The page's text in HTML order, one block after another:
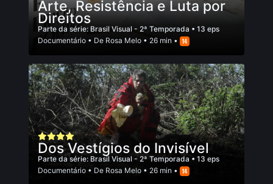
Arte, Resistência e Luta por
Direitos
Parte da série: Brasil Visual - 2ª Temporada • 13 eps
Documentário • De Rosa Melo • 26 min •
Dos Vestígios do Invisível
Parte da série: Brasil Visual - 2ª Temporada • 13 eps
Documentário • De Rosa Melo • 26 min •